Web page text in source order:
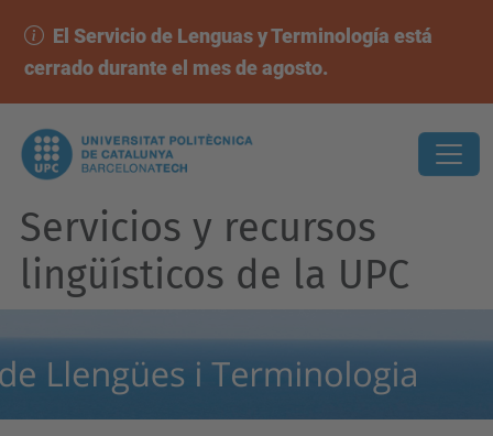
El Servicio de Lenguas y Terminología está
cerrado durante el mes de agosto.
Servicios y recursos
lingüísticos de la UPC